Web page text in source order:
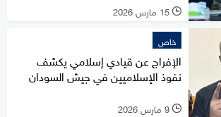
l 15 مارس 2026
خاص
الإفراج عن قيادي إسلامي يكشف
نفوذ الإسلاميين في جيش السودان
l 9 مارس 2026